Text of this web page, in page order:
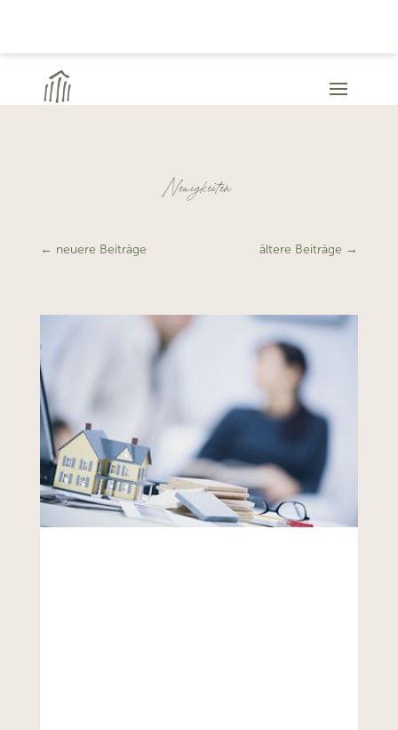
Neuigkeiten
← neuere Beiträge ältere Beiträge →